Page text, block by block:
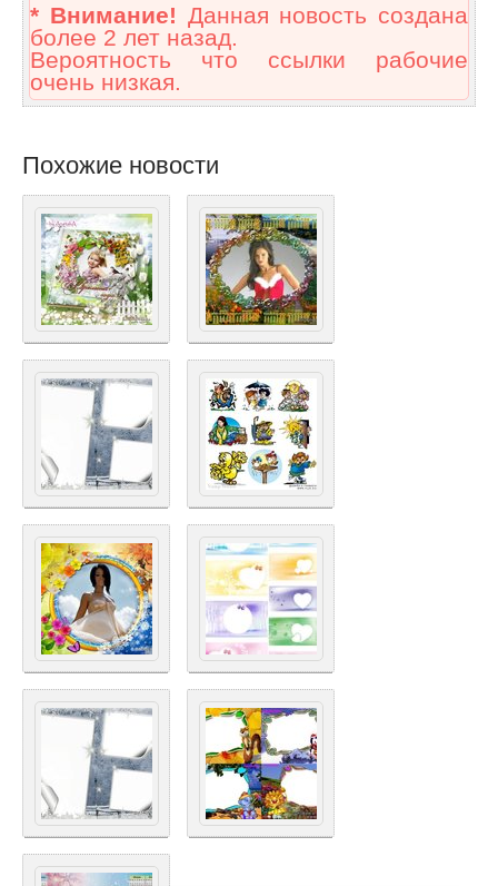
* Внимание! Данная новость создана
более 2 лет назад.
Вероятность что ссылки рабочие
очень низкая.
Похожие новости